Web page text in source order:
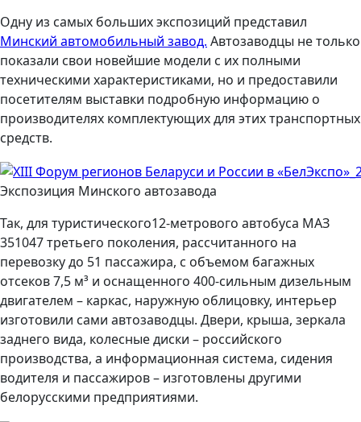
Одну из самых больших экспозиций представил
Минский автомобильный завод. Автозаводцы не только
показали свои новейшие модели с их полными
техническими характеристиками, но и предоставили
посетителям выставки подробную информацию о
производителях комплектующих для этих транспортных
средств.
Экспозиция Минского автозавода
Так, для туристического12-метрового автобуса МАЗ
351047 третьего поколения, рассчитанного на
перевозку до 51 пассажира, с объемом багажных
отсеков 7,5 м³ и оснащенного 400-сильным дизельным
двигателем – каркас, наружную облицовку, интерьер
изготовили сами автозаводцы. Двери, крыша, зеркала
заднего вида, колесные диски ­­– российского
производства, а информационная система, сидения
водителя и пассажиров – изготовлены другими
белорусскими предприятиями.